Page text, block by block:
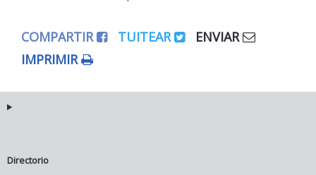
COMPARTIR TUITEAR
ENVIAR
IMPRIMIR
Directorio